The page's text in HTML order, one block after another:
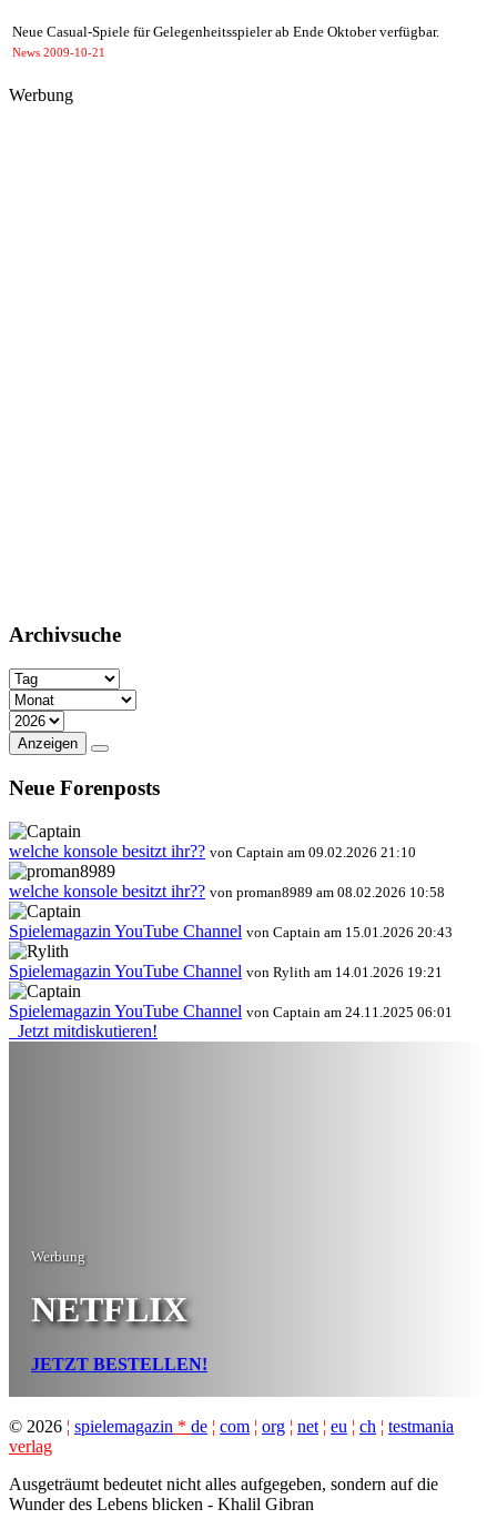
Neue Casual-Spiele für Gelegenheitsspieler ab Ende Oktober verfügbar.
News 2009-10-21
Werbung
Archivsuche
Anzeigen
Neue Forenposts
welche konsole besitzt ihr?? von Captain am 09.02.2026 21:10
welche konsole besitzt ihr?? von proman8989 am 08.02.2026 10:58
Spielemagazin YouTube Channel von Captain am 15.01.2026 20:43
Spielemagazin YouTube Channel von Rylith am 14.01.2026 19:21
Spielemagazin YouTube Channel von Captain am 24.11.2025 06:01
Jetzt mitdiskutieren!
Werbung
NETFLIX
JETZT BESTELLEN!
© 2026 ¦ spielemagazin * de ¦ com ¦ org ¦ net ¦ eu ¦ ch ¦ testmania
verlag
Ausgeträumt bedeutet nicht alles aufgegeben, sondern auf die
Wunder des Lebens blicken - Khalil Gibran